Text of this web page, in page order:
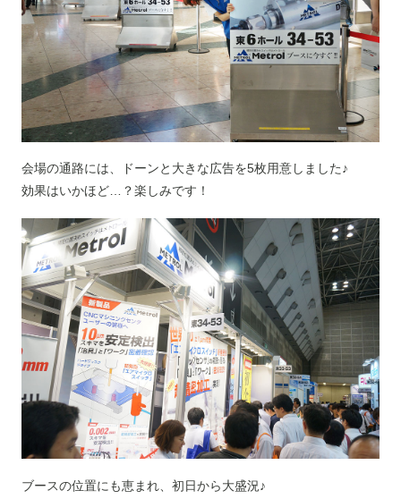
会場の通路には、ドーンと大きな広告を5枚用意しました♪
効果はいかほど…？楽しみです！
ブースの位置にも恵まれ、初日から大盛況♪